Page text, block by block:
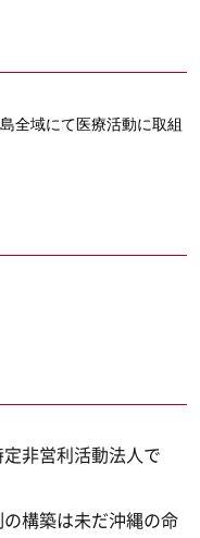
全域にて医療活動に取組
非営利活動法人で
構築は未だ沖縄の命